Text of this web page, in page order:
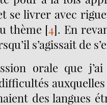
se livrer avec
thème [4]. En
s’agissait de
orale que
des langues